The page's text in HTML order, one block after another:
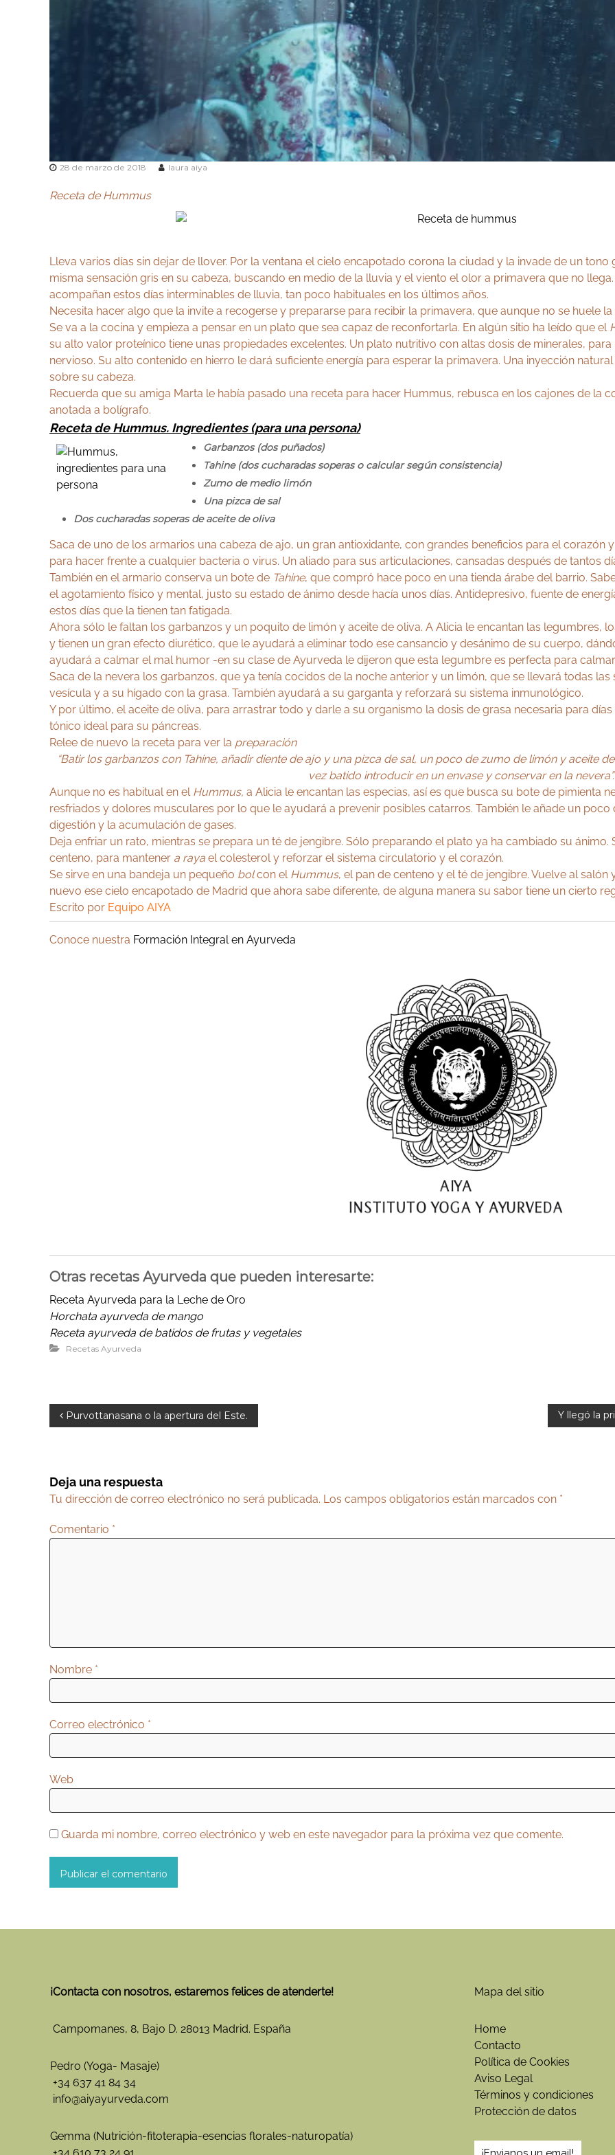
o
g
a
y
A
y
u
r
v
e
y
r
e
d
a
e
n
M
28 de marzo de 2018 laura aiya
Receta de Hummus
Lleva varios días sin dejar de llover. Por la ventana el cielo encapotado corona la ciudad y la invade de un
misma sensación gris en su cabeza, buscando en medio de la lluvia y el viento el olor a primavera que no
acompañan estos días interminables de lluvia, tan poco habituales en los últimos años.
Necesita hacer algo que la invite a recogerse y prepararse para recibir la primavera, que aunque no se huele
Se va a la cocina y empieza a pensar en un plato que sea capaz de reconfortarla. En algún sitio ha leído que el
su alto valor proteínico tiene unas propiedades excelentes. Un plato nutritivo con altas dosis de minerales,
nervioso. Su alto contenido en hierro le dará suficiente energía para esperar la primavera. Una inyección
sobre su cabeza.
Recuerda que su amiga Marta le había pasado una receta para hacer Hummus, rebusca en los cajones de la
anotada a bolígrafo.
Receta de Hummus. Ingredientes (para una persona)
Garbanzos (dos puñados)
Tahine (dos cucharadas soperas o calcular según consistencia)
Zumo de medio limón
Una pizca de sal
Dos cucharadas soperas de aceite de oliva
Saca de uno de los armarios una cabeza de ajo, un gran antioxidante, con grandes beneficios para el
para hacer frente a cualquier bacteria o virus. Un aliado para sus articulaciones, cansadas después de tantos
También en el armario conserva un bote de Tahine, que compró hace poco en una tienda árabe del barrio.
el agotamiento físico y mental, justo su estado de ánimo desde hacía unos días. Antidepresivo, fuente de
estos días que la tienen tan fatigada.
Ahora sólo le faltan los garbanzos y un poquito de limón y aceite de oliva. A Alicia le encantan las legumbres,
y tienen un gran efecto diurético, que le ayudará a eliminar todo ese cansancio y desánimo de su cuerpo,
ayudará a calmar el mal humor -en su clase de Ayurveda le dijeron que esta legumbre es perfecta para calmar
Saca de la nevera los garbanzos, que ya tenía cocidos de la noche anterior y un limón, que se llevará todas
vesícula y a su hígado con la grasa. También ayudará a su garganta y reforzará su sistema inmunológico.
Y por último, el aceite de oliva, para arrastrar todo y darle a su organismo la dosis de grasa necesaria para
tónico ideal para su páncreas.
Relee de nuevo la receta para ver la preparación
“Batir los garbanzos con Tahine, añadir diente de ajo y una pizca de sal, un poco de zumo de limón y aceite
vez batido introducir en un envase y conservar en la nevera”.
Aunque no es habitual en el Hummus, a Alicia le encantan las especias, así es que busca su bote de pimienta
resfriados y dolores musculares por lo que le ayudará a prevenir posibles catarros. También le añade un
digestión y la acumulación de gases.
Deja enfriar un rato, mientras se prepara un té de jengibre. Sólo preparando el plato ya ha cambiado su
centeno, para mantener a raya el colesterol y reforzar el sistema circulatorio y el corazón.
Se sirve en una bandeja un pequeño bolcon el Hummus, el pan de centeno y el té de jengibre. Vuelve al
nuevo ese cielo encapotado de Madrid que ahora sabe diferente, de alguna manera su sabor tiene un cierto
Escrito por Equipo AIYA
Conoce nuestra Formación Integral en Ayurveda
Otras recetas Ayurveda que pueden interesarte:
Receta Ayurveda para la Leche de Oro
Horchata ayurveda de mango
Receta ayurveda de batidos de frutas y vegetales
Recetas Ayurveda
e
g
c
n
t
r
a
Purvottanasana o la apertura del Este. Y llegó la
Deja una respuesta
Tu dirección de correo electrónico no será publicada. Los campos obligatorios están marcados con *
Comentario *
Nombre *
Correo electrónico *
Web
Guarda mi nombre, correo electrónico y web en este navegador para la próxima vez que comente.
¡Contacta con nosotros, estaremos felices de atenderte!
Campomanes, 8, Bajo D. 28013 Madrid. España
Pedro (Yoga- Masaje)
+34 637 41 84 34
info@aiyayurveda.com
Gemma (Nutrición-fitoterapia-esencias florales-naturopatía)
+34 610 73 24 91
Mapa del sitio
Home
Contacto
Política de Cookies
Aviso Legal
Términos y condiciones
Protección de datos